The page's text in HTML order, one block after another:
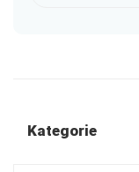
Kategorie